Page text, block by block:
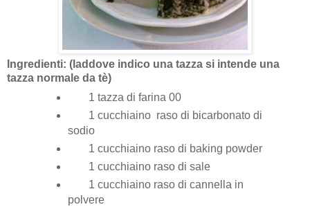
Ingredienti: (laddove indico una tazza si intende una
tazza normale da tè)
1 tazza di farina 00
1 cucchiaino raso di bicarbonato di
sodio
1 cucchiaino raso di baking powder
1 cucchiaino raso di sale
1 cucchiaino raso di cannella in
polvere